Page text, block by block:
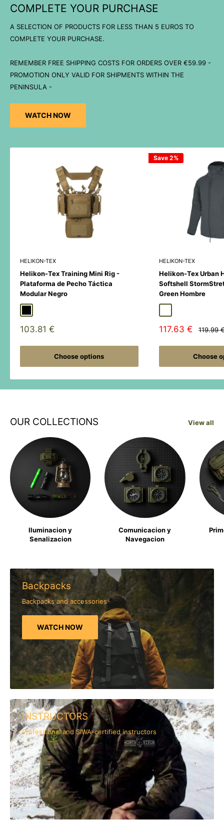
COMPLETE YOUR PURCHASE
A SELECTION OF PRODUCTS FOR LESS THAN 5 EUROS TO
COMPLETE YOUR PURCHASE.
REMEMBER FREE SHIPPING COSTS FOR ORDERS OVER €59.99 -
PROMOTION ONLY VALID FOR SHIPMENTS WITHIN THE
PENINSULA -
WATCH NOW
HELIKON-TEX
Helikon-Tex Training Mini Rig -
Plataforma de Pecho Táctica
Modular Negro
Sale
103.81 €
Choose options
Save 2%
HELIKON-TEX
Helikon-Tex Urban
Softshell
Green Hombre
Sale
117.63 €
Regular
119.99
Choose
OUR COLLECTIONS View all
Iluminacion y
Senalizacion
Comunicacion y
Navegacion
Backpacks
Backpacks and accessories
WATCH NOW
INSTRUCTORS
Professional and SIWA-certified instructors